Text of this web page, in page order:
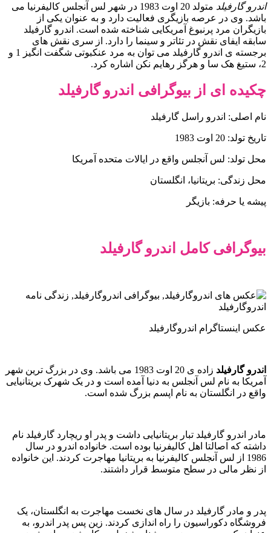
اندرو گارفیلد
متولد 20 اوت 1983 در شهر لس آنجلس کالیفرنیا می
باشد. وی در عرصه بازیگری فعالیت دارد و به عنوان یکی از
بازیگران مرد پرنبوغ آمریکایی شناخته شده است. اندرو گارفیلد
سابقه ایفای نقش در تئاتر و سینما را دارد. از سری نقش های
برجسته ی اندرو گارفیلد می توان به مرد عنکبوتی شگفت انگیز 1 و
2، ستیغ هک سا و هرگز رهایم نکن اشاره کرد.
چکیده ای از بیوگرافی اندرو گارفیلد
نام اصلی: اندرو راسل گارفیلد
تاریخ تولد: 20 اوت 1983
محل تولد: لس آنجلس واقع در ایالات متحده آمریکا
محل زندگی: بریتانیا، انگلستان
پیشه یا حرفه: بازیگر
بیوگرافی کامل اندرو گارفیلد
عکس اینستاگرام اندروگارفیلد
اندرو گارفیلد
زاده ی 20 اوت 1983 می باشد. وی در بزرگ ترین شهر
آمریکا به نام لس آنجلس به دنیا آمده است و در یک شهرک بریتانیایی
واقع در انگلستان به نام اپسم بزرگ شده است.
مادر اندرو گارفیلد تبار بریتانیایی داشت و پدر او ریچارد گارفیلد نام
داشته که اصالتا اهل کالیفرنیا بوده است. خانواده اندرو در سال
1986 از لس آنجلس کالیفرنیا به بریتانیا مهاجرت کردند. این خانواده
از نظر مالی در سطح متوسط قرار داشتند.
پدر و مادر گارفیلد در سال های نخست مهاجرت به انگلستان، یک
فروشگاه دکوراسیون را راه اندازی کردند. زین پس پدر اندرو، به